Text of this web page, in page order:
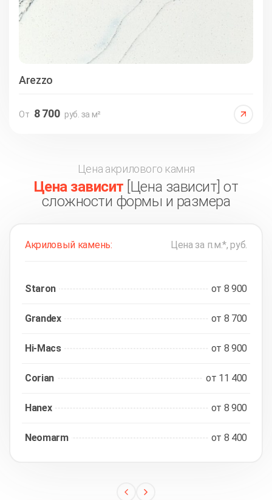
Arezzo
От 8 700 руб. за м²
Цена акрилового камня
Цена зависит [Цена зависит] от
сложности формы и размера
Акриловый камень: Цена за п.м.*, руб.
Staron от 8 900
Grandex от 8 700
Hi-Macs от 8 900
Corian от 11 400
Hanex от 8 900
Neomarm от 8 400